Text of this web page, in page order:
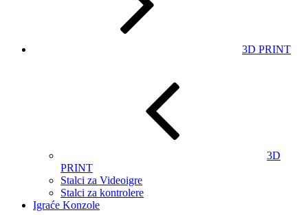
3D PRINT
3D
PRINT
Stalci za Videoigre
Stalci za kontrolere
Igraće Konzole